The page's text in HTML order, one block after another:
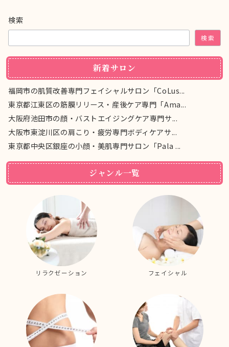
検索
検索
新着サロン
福岡市の肌質改善専門フェイシャルサロン「CoLus...
東京都江東区の筋膜リリース・産後ケア専門「Ama...
大阪府池田市の顔・バストエイジングケア専門サ...
大阪市東淀川区の肩こり・疲労専門ボディケアサ...
東京都中央区銀座の小顔・美肌専門サロン「Pala ...
ジャンル一覧
リラクゼーション フェイシャル